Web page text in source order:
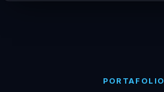
PORTAFOLIO